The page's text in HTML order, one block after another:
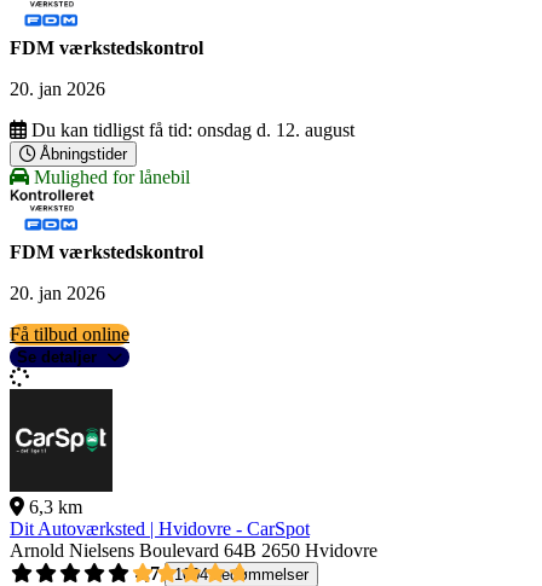
FDM værkstedskontrol
20. jan 2026
Du kan tidligst få tid: onsdag d. 12. august
Åbningstider
Mulighed for lånebil
FDM værkstedskontrol
20. jan 2026
Få tilbud online
Se detaljer
6,3 km
Dit Autoværksted | Hvidovre - CarSpot
Arnold Nielsens Boulevard 64B 2650 Hvidovre
4,7
1004 bedømmelser